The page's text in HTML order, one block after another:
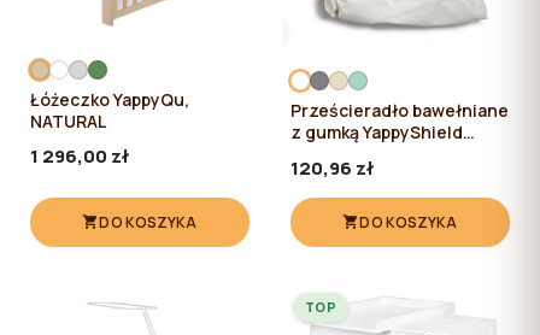
Łóżeczko YappyQu,
NATURAL
1 296,00 zł
DO KOSZYKA
Prześcieradło bawełniane
z gumką YappyShield
120,96 zł
DO KOSZYKA
TOP